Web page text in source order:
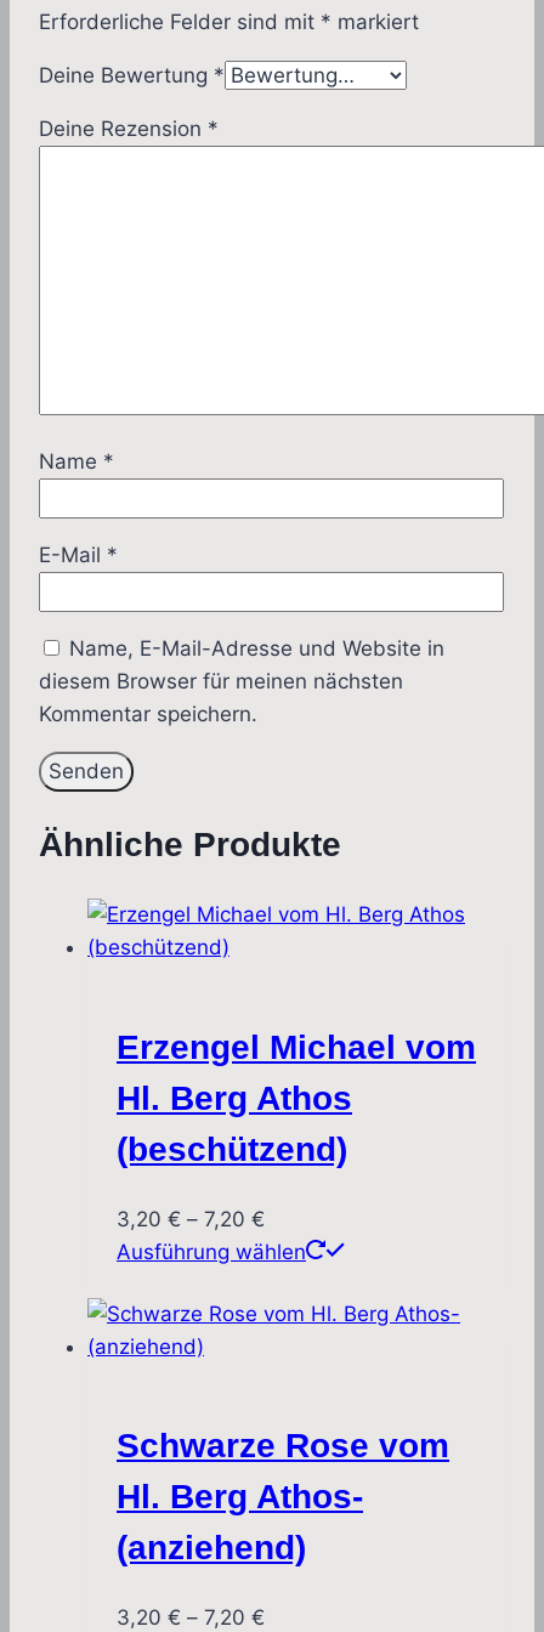
Erforderliche Felder sind mit * markiert
Deine Bewertung *
Deine Rezension *
Name *
E-Mail *
Name, E-Mail-Adresse und Website in
diesem Browser für meinen nächsten
Kommentar speichern.
Ähnliche Produkte
Erzengel Michael vom
Hl. Berg Athos
(beschützend)
3,20 € – 7,20 €
3,20 €
7,20 €
Ausführung wählen
Dieses
weist
Die
können
Schwarze Rose vom
Hl. Berg Athos-
(anziehend)
3,20 € – 7,20 €